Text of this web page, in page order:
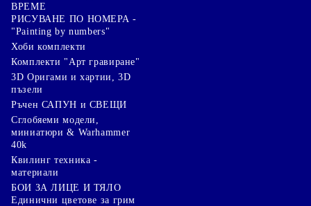
ВРЕМЕ
РИСУВАНЕ ПО НОМЕРА -
"Painting by numbers"
Хоби комплекти
Комплекти "Арт гравиране"
3D Оригами и хартии, 3D
пъзели
Ръчен САПУН и СВЕЩИ
Сглобяеми модели,
миниатюри & Warhammer
40k
Квилинг техника -
материали
БОИ ЗА ЛИЦЕ И ТЯЛО
Единични цветове за грим